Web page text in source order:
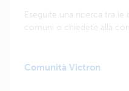
Eseguite una ricerca tra le
comuni o chiedete alla
Comunità Victron